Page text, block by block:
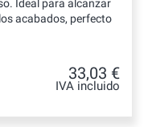
Ideal para alcanzar
acabados, perfecto
33,03 €
IVA incluido